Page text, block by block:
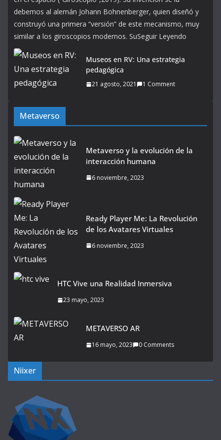
debemos al alemán Johann Bohnenberger, quien diseñó y
construyó una primera “versión” de este mecanismo, muy
similar a los giroscopios modernos. SuSeguir Leyendo
Museos en RV: Una estrategia
pedagógica
21 agosto, 2021 1 Comment
Metaverso
Metaverso y la evolución de la
interacción humana
6 noviembre, 2023
Ready Player Me: La Revolución
de los Avatares Virtuales
6 noviembre, 2023
HTC Vive una Realidad Inmersiva
23 mayo, 2023
METAVERSO AR
16 mayo, 2023 0 Comments
Niixer